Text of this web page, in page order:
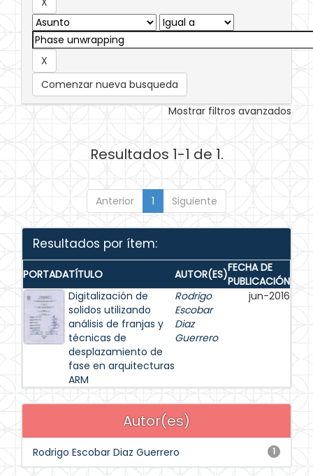
Comenzar nueva busqueda
Mostrar filtros avanzados
Resultados 1-1 de 1.
Anterior 1 Siguiente
Resultados por ítem:
PORTADATÍTULO AUTOR(ES)FECHA DE
PUBLICACIÓN
Digitalización de
solidos utilizando
análisis de franjas y
técnicas de
desplazamiento de
fase en arquitecturas
ARM
Rodrigo
Escobar
Diaz
Guerrero
jun-2016
Autor(es)
1
Rodrigo Escobar Diaz Guerrero